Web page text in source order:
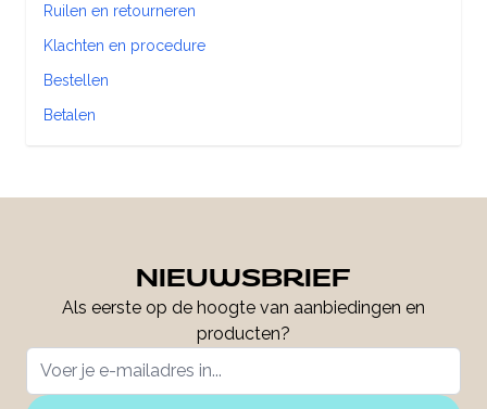
Ruilen en retourneren
Klachten en procedure
Bestellen
Betalen
NIEUWSBRIEF
Als eerste op de hoogte van aanbiedingen en
producten?